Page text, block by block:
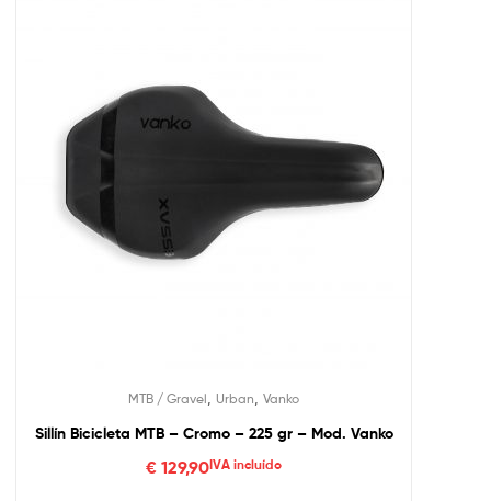
MTB / Gravel Urban Vanko
Sillín Bicicleta MTB – Cromo – 225 gr – Mod. Vanko
€ 129,90IVA incluído